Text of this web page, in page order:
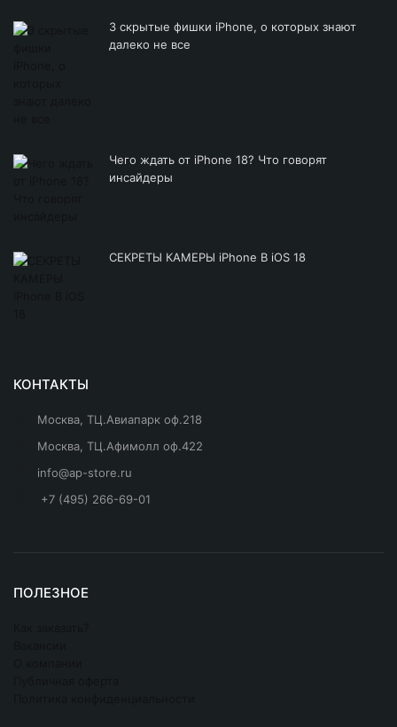
3 скрытые фишки iPhone, о которых знают
далеко не все
Чего ждать от iPhone 18? Что говорят
инсайдеры
СЕКРЕТЫ КАМЕРЫ iPhone В iOS 18
КОНТАКТЫ
Москва, ТЦ.Авиапарк оф.218
Москва, ТЦ.Афимолл оф.422
info@ap-store.ru
+7 (495) 266-69-01
ПОЛЕЗНОЕ